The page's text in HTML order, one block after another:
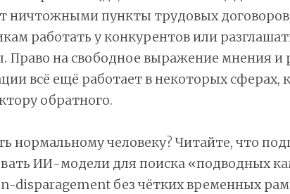
ничтожными пункты трудовых
работать у конкурентов или
Право на свободное выражение мнения и
всё ещё работает в некоторых сферах,
обратного.
нормальному человеку? Читайте, что
ИИ-модели для поиска «подводных
disparagement без чётких временных